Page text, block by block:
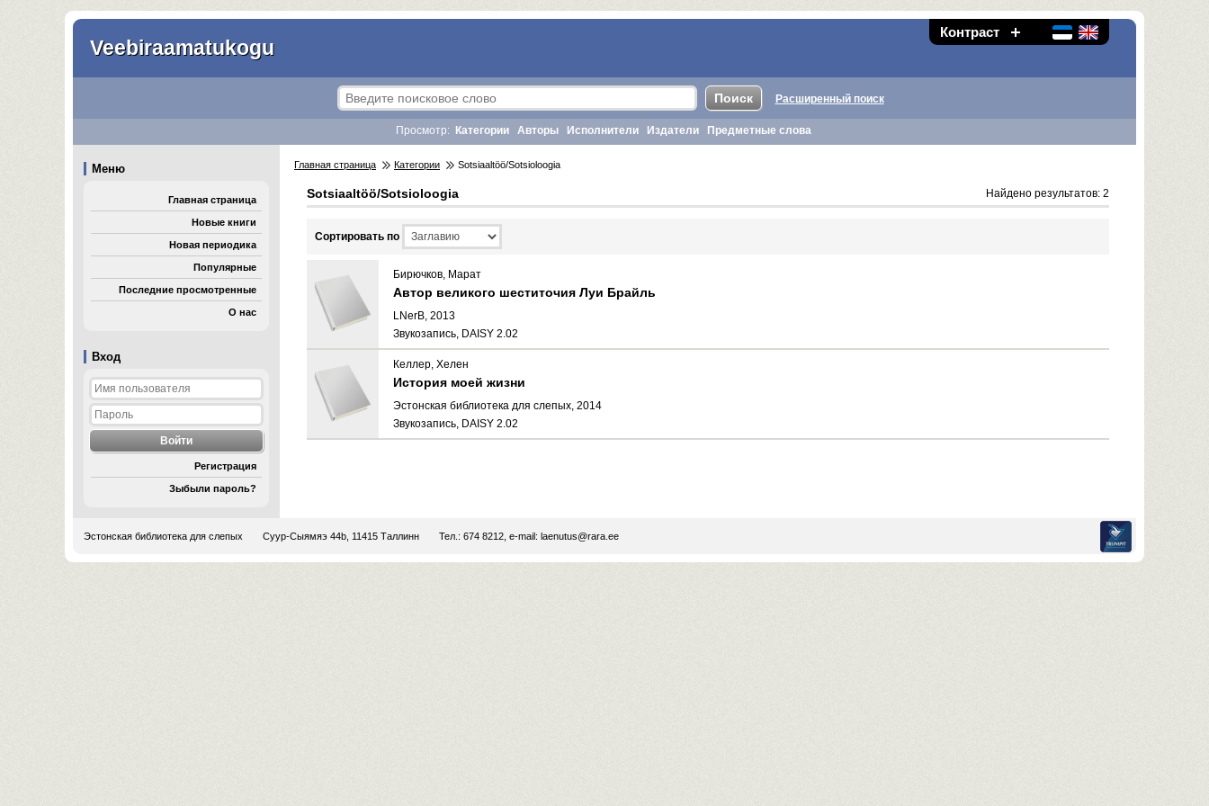
Контраст
Veebiraamatukogu
Вход
Регистрация
Зыбыли пароль?
Расширенный поиск
Просмотр: Категории Авторы Исполнители Издатели Предметные слова
Меню
Главная страница
Новые книги
Новая периодика
Популярные
Последние просмотренные
О нас
Главная страница Категории Sotsiaaltöö/Sotsioloogia
Sotsiaaltöö/Sotsioloogia Найдено результатов: 2
Cортировать по
Бирючков, Марат
Автор великого шеститочия Луи Брайль
LNerB, 2013
Звукозапись, DAISY 2.02
Келлер, Хелен
История моей жизни
Эстонская библиотека для слепых, 2014
Звукозапись, DAISY 2.02
Эстонская библиотека для слепых Суур-Сыямяэ 44b, 11415 Таллинн Тел.: 674 8212, e-mail: laenutus@rara.ee